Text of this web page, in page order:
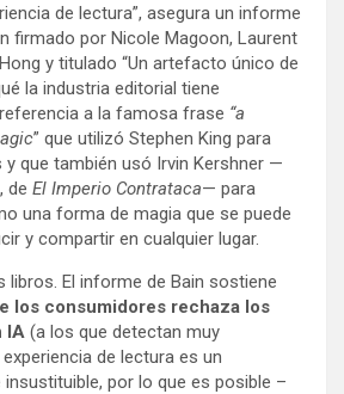
de lectura”, asegura un informe
firmado por Nicole Magoon, Laurent
y titulado “Un artefacto único de
la industria editorial tiene
a la famosa frase “a
” que utilizó Stephen King para
que también usó Irvin Kershner —
de El Imperio Contrataca— para
una forma de magia que se puede
y compartir en cualquier lugar.
libros. El informe de Bain sostiene
los consumidores rechaza los
IA (a los que detectan muy
de lectura es un
por lo que es posible –